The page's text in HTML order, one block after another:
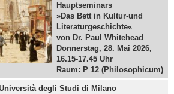
Hauptseminars
»Das Bett in Kultur-und
Literaturgeschichte«
von Dr. Paul Whitehead
Donnerstag, 28. Mai 2026,
16.15-17.45 Uhr
Raum: P 12 (Philosophicum)
degli Studi di Milano